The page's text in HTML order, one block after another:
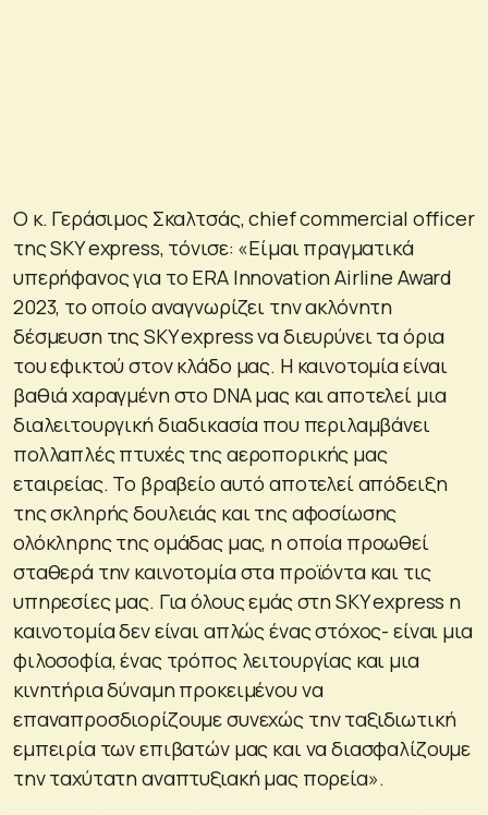
Ο κ. Γεράσιμος Σκαλτσάς, chief commercial officer
της SKY express, τόνισε: «Είμαι πραγματικά
υπερήφανος για το ERA Innovation Airline Award
2023, το οποίο αναγνωρίζει την ακλόνητη
δέσμευση της SKY express να διευρύνει τα όρια
του εφικτού στον κλάδο μας. Η καινοτομία είναι
βαθιά χαραγμένη στο DNA μας και αποτελεί μια
διαλειτουργική διαδικασία που περιλαμβάνει
πολλαπλές πτυχές της αεροπορικής μας
εταιρείας. Το βραβείο αυτό αποτελεί απόδειξη
της σκληρής δουλειάς και της αφοσίωσης
ολόκληρης της ομάδας μας, η οποία προωθεί
σταθερά την καινοτομία στα προϊόντα και τις
υπηρεσίες μας. Για όλους εμάς στη SKY express η
καινοτομία δεν είναι απλώς ένας στόχος- είναι μια
φιλοσοφία, ένας τρόπος λειτουργίας και μια
κινητήρια δύναμη προκειμένου να
επαναπροσδιορίζουμε συνεχώς την ταξιδιωτική
εμπειρία των επιβατών μας και να διασφαλίζουμε
την ταχύτατη αναπτυξιακή μας πορεία».